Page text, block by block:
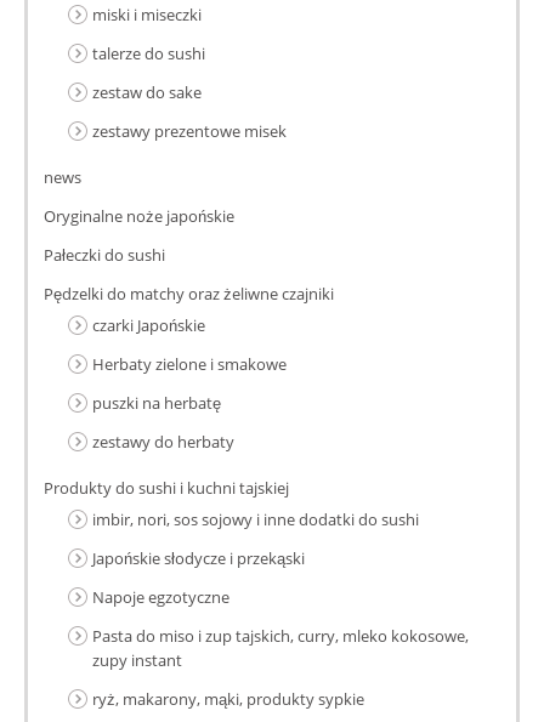
miski i miseczki
talerze do sushi
zestaw do sake
zestawy prezentowe misek
news
Oryginalne noże japońskie
Pałeczki do sushi
Pędzelki do matchy oraz żeliwne czajniki
czarki Japońskie
Herbaty zielone i smakowe
puszki na herbatę
zestawy do herbaty
Produkty do sushi i kuchni tajskiej
imbir, nori, sos sojowy i inne dodatki do sushi
Japońskie słodycze i przekąski
Napoje egzotyczne
Pasta do miso i zup tajskich, curry, mleko kokosowe,
zupy instant
ryż, makarony, mąki, produkty sypkie